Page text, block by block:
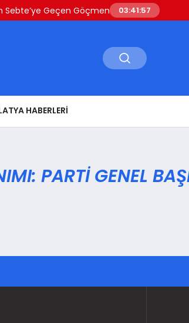
Sebte’ye Geçen Göçmenler Ülkeye Dönüyor
03:41:57
HABERLERI
PARTI GENEL